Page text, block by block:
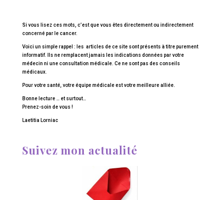
Si vous lisez ces mots, c’est que vous êtes directement ou indirectement
concerné par le cancer.
Voici un simple rappel : les articles de ce site sont présents à titre purement
informatif. Ils ne remplacent jamais les indications données par votre
médecin ni une consultation médicale. Ce ne sont pas des conseils
médicaux.
Pour votre santé, votre équipe médicale est votre meilleure alliée.
Bonne lecture … et surtout…
Prenez-soin de vous !
Laetitia Lorniac
Suivez mon actualité